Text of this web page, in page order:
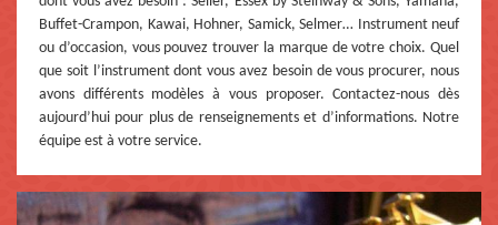
Buffet-Crampon, Kawai, Hohner, Samick, Selmer… Instrument neuf
ou d’occasion, vous pouvez trouver la marque de votre choix. Quel
que soit l’instrument dont vous avez besoin de vous procurer, nous
avons différents modèles à vous proposer. Contactez-nous dès
aujourd’hui pour plus de renseignements et d’informations. Notre
équipe est à votre service.